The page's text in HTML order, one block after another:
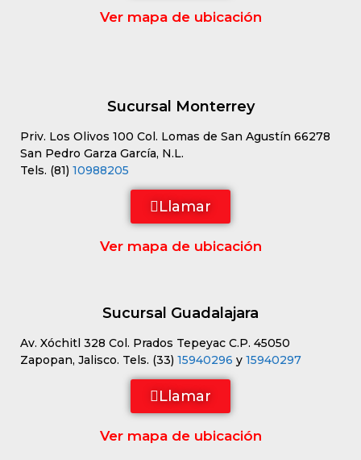
Ver mapa de ubicación
Sucursal Monterrey
Priv. Los Olivos 100 Col. Lomas de San Agustín 66278
San Pedro Garza García, N.L.
Tels. (81) 10988205
Llamar
Ver mapa de ubicación
Sucursal Guadalajara
Av. Xóchitl 328 Col. Prados Tepeyac C.P. 45050
Zapopan, Jalisco. Tels. (33) 15940296 y 15940297
Llamar
Ver mapa de ubicación